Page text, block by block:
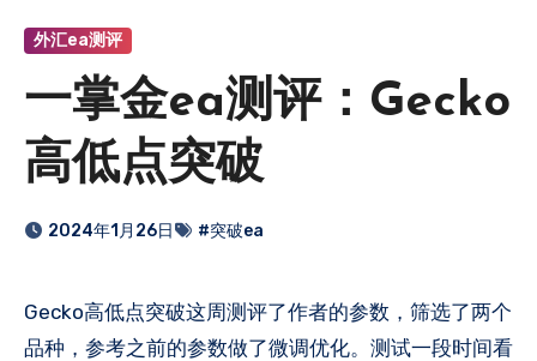
外汇ea测评
一掌金ea测评：Gecko
高低点突破
2024年1月26日 #突破ea
Gecko高低点突破这周测评了作者的参数，筛选了两个
品种，参考之前的参数做了微调优化​。测试一段时间看